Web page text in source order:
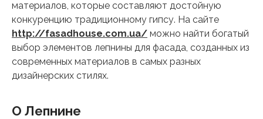
материалов, которые составляют достойную
конкуренцию традиционному гипсу. На сайте
http://fasadhouse.com.ua/ можно найти богатый
выбор элементов лепнины для фасада, созданных из
современных материалов в самых разных
дизайнерских стилях.
О Лепнине